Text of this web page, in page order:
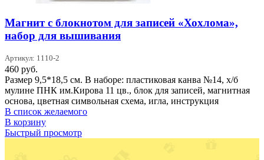
Магнит с блокнотом для записей «Хохлома»,
набор для вышивания
Артикул: 1110-2
460 руб.
Размер 9,5*18,5 см. В наборе: пластиковая канва №14, х/б
мулине ПНК им.Кирова 11 цв., блок для записей, магнитная
основа, цветная символьная схема, игла, инструкция
В список желаемого
В корзину
Быстрый просмотр